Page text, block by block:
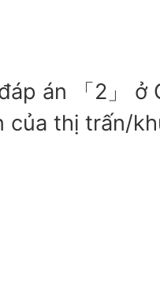
án 「2」 ở
của thị trấn/